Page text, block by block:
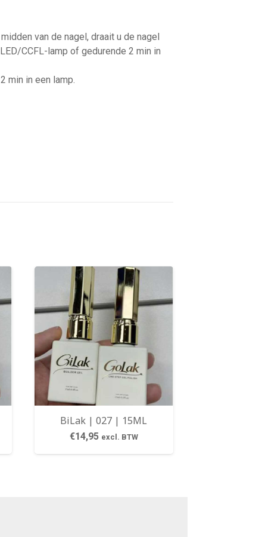
van de nagel, draait u de nagel
CCFL-lamp of gedurende 2 min in
min in een lamp.
BiLak | 027 | 15ML
€14,95 excl. BTW